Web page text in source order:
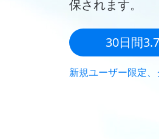
保されます。
30日間
新規ユーザー限定